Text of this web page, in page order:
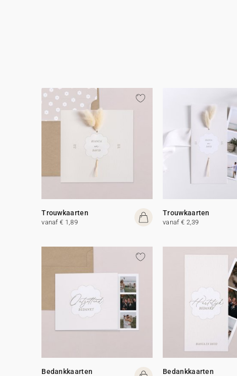
Trouwkaarten
vanaf € 1,89
Trouwkaarten
vanaf € 2,39
Bedankkaarten Bedankkaarten